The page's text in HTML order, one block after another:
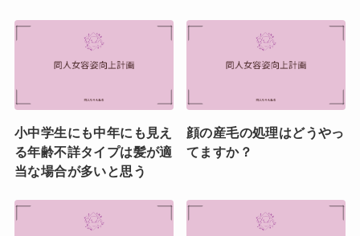
小中学生にも中年にも見え
る年齢不詳タイプは髪が適
当な場合が多いと思う
顔の産毛の処理はどうやっ
てますか？